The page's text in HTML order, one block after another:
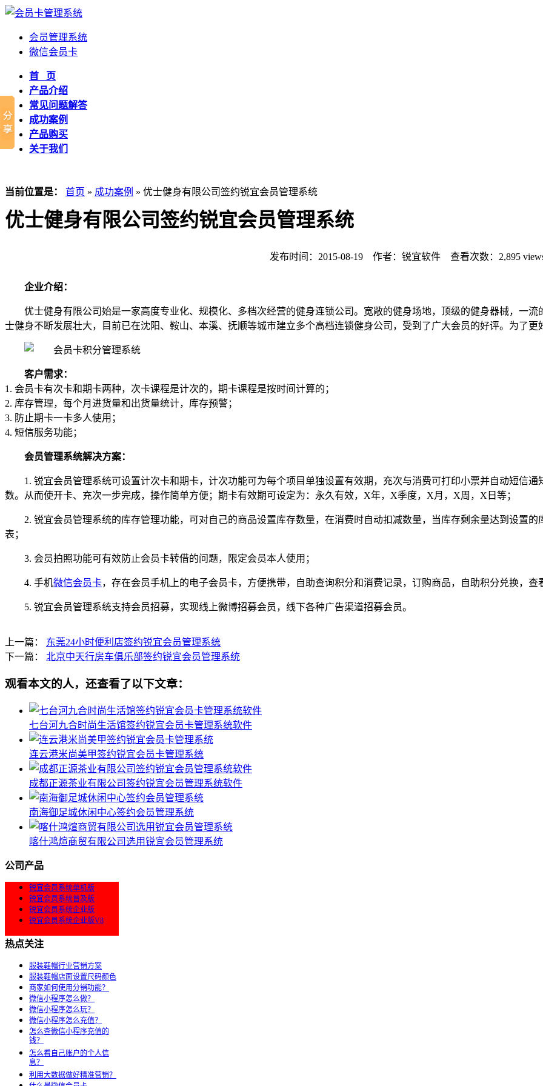
会员管理系统
微信会员卡
首 页
产品介绍
常见问题解答
成功案例
产品购买
关于我们
当前位置是： 首页 » 成功案例 » 优士健身有限公司签约锐宜会员管理系统
优士健身有限公司签约锐宜会员管理系统
发布时间：2015-08-19 作者：锐宜软件 查看次数： 2,895
企业介绍：
优士健身有限公司始是一家高度专业化、规模化、多档次经营的健身连锁公司。宽敞的健身场地，顶级的健身器械，一
士健身不断发展壮大，目前已在沈阳、鞍山、本溪、抚顺等城市建立多个高档连锁健身公司，受到了广大会员的好评。为了更
客户需求：
1. 会员卡有次卡和期卡两种，次卡课程是计次的，期卡课程是按时间计算的；
2. 库存管理，每个月进货量和出货量统计，库存预警；
3. 防止期卡一卡多人使用；
4. 短信服务功能；
会员管理系统解决方案：
1. 锐宜会员管理系统可设置计次卡和期卡，计次功能可为每个项目单独设置有效期，充次与消费可打印小票并自动短信
数。从而使开卡、充次一步完成，操作简单方便；期卡有效期可设定为：永久有效，X年，X季度，X月，X周，X日等；
2. 锐宜会员管理系统的库存管理功能，可对自己的商品设置库存数量，在消费时自动扣减数量，当库存剩余量达到设置
表；
3. 会员拍照功能可有效防止会员卡转借的问题，限定会员本人使用；
4. 手机微信会员卡，存在会员手机上的电子会员卡，方便携带，自助查询积分和消费记录，订购商品，自助积分兑换，查
5. 锐宜会员管理系统支持会员招募，实现线上微博招募会员，线下各种广告渠道招募会员。
上一篇： 东莞24小时便利店签约锐宜会员管理系统
下一篇： 北京中天行房车俱乐部签约锐宜会员管理系统
观看本文的人，还查看了以下文章：
七台河九合时尚生活馆签约锐宜会员卡管理系统软件
连云港米尚美甲签约锐宜会员卡管理系统
成都正源茶业有限公司签约锐宜会员管理系统软件
南海御足城休闲中心签约会员管理系统
喀什鸿煊商贸有限公司选用锐宜会员管理系统
公司产品
锐宜会员系统单机版
锐宜会员系统普及版
锐宜会员系统企业版
锐宜会员系统企业版V8
热点关注
服装鞋帽行业营销方案
服装鞋帽店面设置尺码颜色
商家如何使用分销功能？
微信小程序怎么做？
微信小程序怎么玩？
微信小程序怎么充值？
怎么查微信小程序充值的
钱？
怎么看自己账户的个人信
息？
利用大数据做好精准营销？